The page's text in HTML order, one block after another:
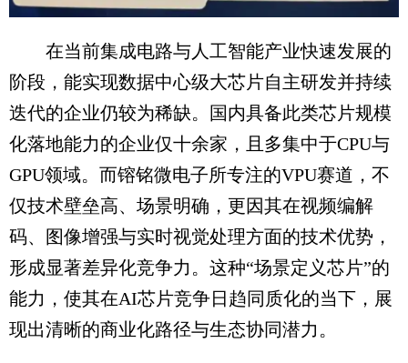
在当前集成电路与人工智能产业快速发展的
阶段，能实现数据中心级大芯片自主研发并持续
迭代的企业仍较为稀缺。国内具备此类芯片规模
化落地能力的企业仅十余家，且多集中于CPU与
GPU领域。而镕铭微电子所专注的VPU赛道，不
仅技术壁垒高、场景明确，更因其在视频编解
码、图像增强与实时视觉处理方面的技术优势，
形成显著差异化竞争力。这种“场景定义芯片”的
能力，使其在AI芯片竞争日趋同质化的当下，展
现出清晰的商业化路径与生态协同潜力。